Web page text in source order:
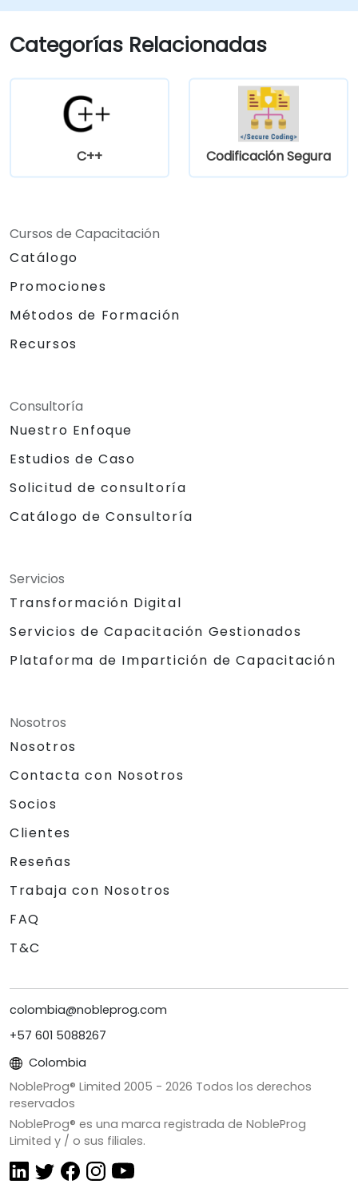
Categorías Relacionadas
C++ Codificación Segura
Cursos de Capacitación
Catálogo
Promociones
Métodos de Formación
Recursos
Consultoría
Nuestro Enfoque
Estudios de Caso
Solicitud de consultoría
Catálogo de Consultoría
Servicios
Transformación Digital
Servicios de Capacitación Gestionados
Plataforma de Impartición de Capacitación
Nosotros
Nosotros
Contacta con Nosotros
Socios
Clientes
Reseñas
Trabaja con Nosotros
FAQ
T&C
colombia@nobleprog.com
+57 601 5088267
Colombia
NobleProg® Limited 2005 - 2026 Todos los derechos
reservados
NobleProg® es una marca registrada de NobleProg
Limited y / o sus filiales.